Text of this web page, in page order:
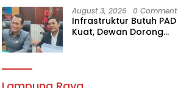
August 3, 2026 0 Comment
Infrastruktur Butuh PAD
Kuat, Dewan Dorong